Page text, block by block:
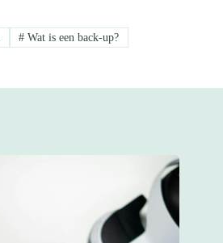
# Wat is een back-up?